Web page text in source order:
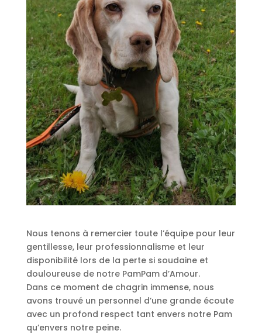
Nous tenons à remercier toute l’équipe pour leur
gentillesse, leur professionnalisme et leur
disponibilité lors de la perte si soudaine et
douloureuse de notre PamPam d’Amour.
Dans ce moment de chagrin immense, nous
avons trouvé un personnel d’une grande écoute
avec un profond respect tant envers notre Pam
qu’envers notre peine.